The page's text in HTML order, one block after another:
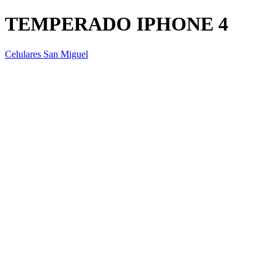
TEMPERADO IPHONE 4
Celulares San Miguel